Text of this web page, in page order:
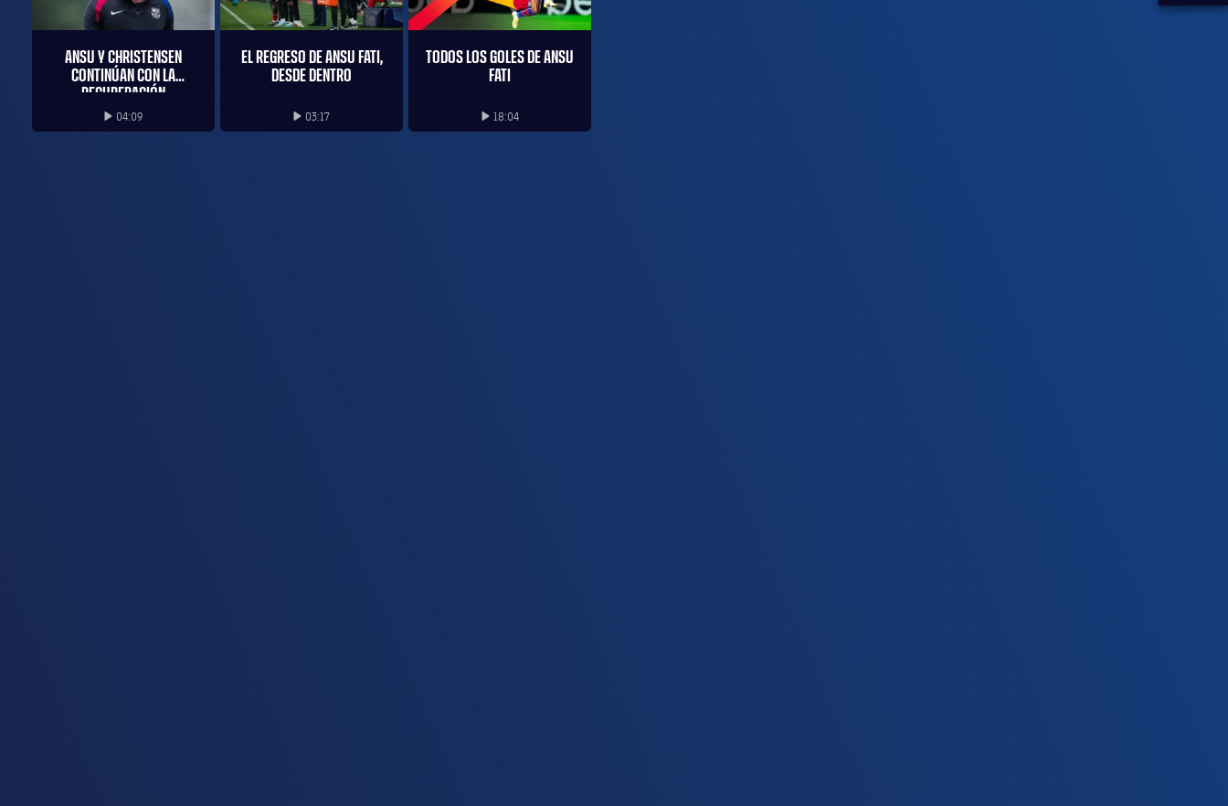
ANSU Y CHRISTENSEN
CONTINÚAN CON LA
RECUPERACIÓN
Iniciar vídeo
04:09
EL REGRESO DE ANSU FATI,
DESDE DENTRO
Iniciar vídeo
03:17
TODOS LOS GOLES DE ANSU
FATI
Iniciar vídeo
18:04